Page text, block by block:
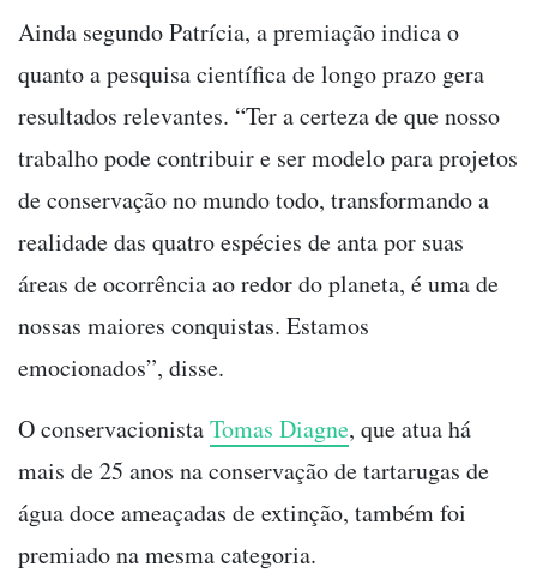
Ainda segundo Patrícia, a premiação indica o
quanto a pesquisa científica de longo prazo gera
resultados relevantes. “Ter a certeza de que nosso
trabalho pode contribuir e ser modelo para projetos
de conservação no mundo todo, transformando a
realidade das quatro espécies de anta por suas
áreas de ocorrência ao redor do planeta, é uma de
nossas maiores conquistas. Estamos
emocionados”, disse.
O conservacionistaTomas Diagne, que atua há
mais de 25 anos na conservação de tartarugas de
água doce ameaçadas de extinção, também foi
premiado na mesma categoria.